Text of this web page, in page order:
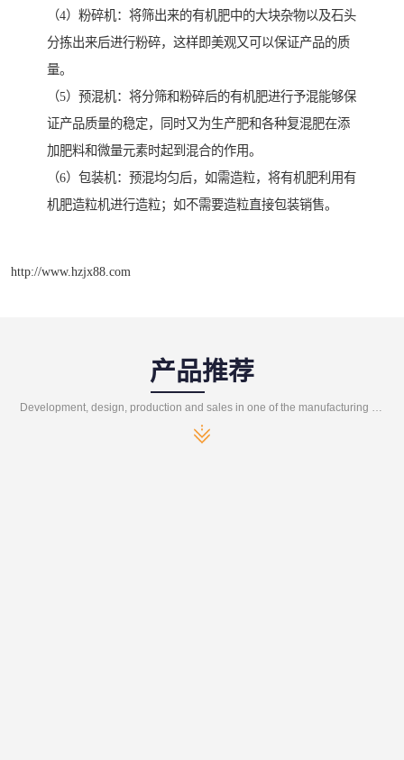
（4）粉碎机：将筛出来的有机肥中的大块杂物以及石头
分拣出来后进行粉碎，这样即美观又可以保证产品的质
量。
（5）预混机：将分筛和粉碎后的有机肥进行予混能够保
证产品质量的稳定，同时又为生产肥和各种复混肥在添
加肥料和微量元素时起到混合的作用。
（6）包装机：预混均匀后，如需造粒，将有机肥利用有
机肥造粒机进行造粒；如不需要造粒直接包装销售。
http://www.hzjx88.com
产品推荐
Development, design, production and sales in one of the manufacturing enterprises